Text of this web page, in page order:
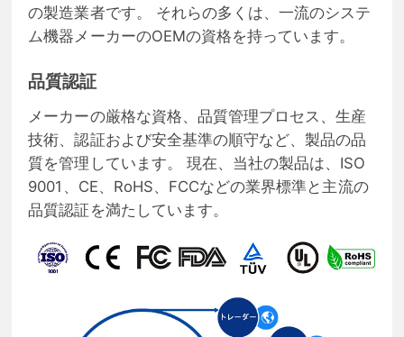
の製造業者です。 それらの多くは、一流のシステ
ム機器メーカーのOEMの資格を持っています。
品質認証
メーカーの厳格な資格、品質管理プロセス、生産
技術、認証および安全基準の順守など、製品の品
質を管理しています。 現在、当社の製品は、ISO
9001、CE、RoHS、FCCなどの業界標準と主流の
品質認証を満たしています。